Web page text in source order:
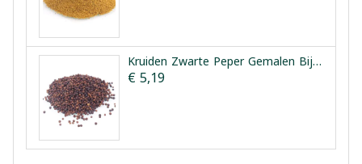
Kruiden Zwarte Peper Gemalen Bij Gewicht
€ 5,19